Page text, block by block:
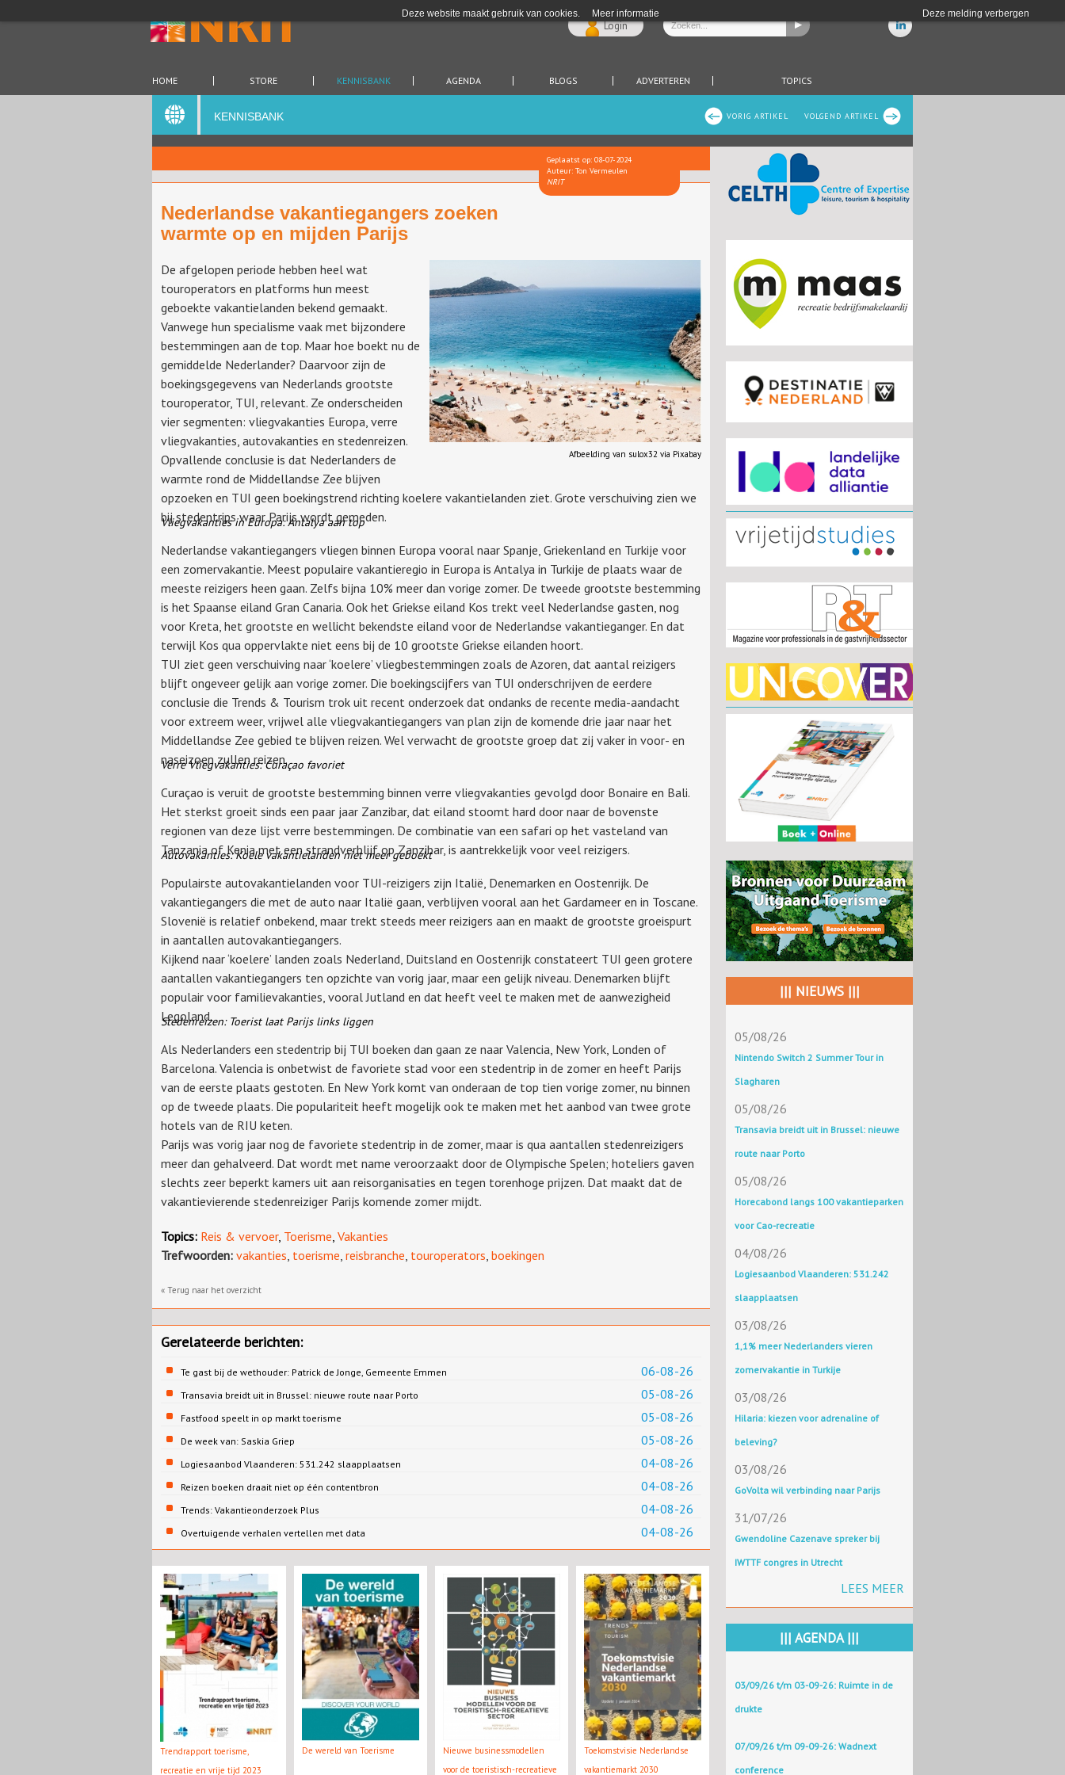
Deze website maakt gebruik van cookies. Meer informatie Deze melding verbergen
Login
HOME STORE KENNISBANK AGENDA BLOGS ADVERTEREN TOPICS
VOLGEND ARTIKEL
VORIG ARTIKEL
KENNISBANK
Geplaatst op: 08-07-2024
Auteur: Ton Vermeulen
NRIT
Nederlandse vakantiegangers zoeken
warmte op en mijden Parijs
Afbeelding van sulox32 via Pixabay
De afgelopen periode hebben heel wat
touroperators en platforms hun meest
geboekte vakantielanden bekend gemaakt.
Vanwege hun specialisme vaak met bijzondere
bestemmingen aan de top. Maar hoe boekt nu de
gemiddelde Nederlander? Daarvoor zijn de
boekingsgegevens van Nederlands grootste
touroperator, TUI, relevant. Ze onderscheiden
vier segmenten: vliegvakanties Europa, verre
vliegvakanties, autovakanties en stedenreizen.
Opvallende conclusie is dat Nederlanders de
warmte rond de Middellandse Zee blijven
opzoeken en TUI geen boekingstrend richting koelere vakantielanden ziet. Grote verschuiving zien we
bij stedentrips waar Parijs wordt gemeden.
Vliegvakanties in Europa: Antalya aan top
Nederlandse vakantiegangers vliegen binnen Europa vooral naar Spanje, Griekenland en Turkije voor
een zomervakantie. Meest populaire vakantieregio in Europa is Antalya in Turkije de plaats waar de
meeste reizigers heen gaan. Zelfs bijna 10% meer dan vorige zomer. De tweede grootste bestemming
is het Spaanse eiland Gran Canaria. Ook het Griekse eiland Kos trekt veel Nederlandse gasten, nog
voor Kreta, het grootste en wellicht bekendste eiland voor de Nederlandse vakantieganger. En dat
terwijl Kos qua oppervlakte niet eens bij de 10 grootste Griekse eilanden hoort.
TUI ziet geen verschuiving naar ‘koelere’ vliegbestemmingen zoals de Azoren, dat aantal reizigers
blijft ongeveer gelijk aan vorige zomer. Die boekingscijfers van TUI onderschrijven de eerdere
conclusie die Trends & Tourism trok uit recent onderzoek dat ondanks de recente media-aandacht
voor extreem weer, vrijwel alle vliegvakantiegangers van plan zijn de komende drie jaar naar het
Middellandse Zee gebied te blijven reizen. Wel verwacht de grootste groep dat zij vaker in voor- en
naseizoen zullen reizen.
Verre Vliegvakanties: Curaçao favoriet
Curaçao is veruit de grootste bestemming binnen verre vliegvakanties gevolgd door Bonaire en Bali.
Het sterkst groeit sinds een paar jaar Zanzibar, dat eiland stoomt hard door naar de bovenste
regionen van deze lijst verre bestemmingen. De combinatie van een safari op het vasteland van
Tanzania of Kenia met een strandverblijf op Zanzibar, is aantrekkelijk voor veel reizigers.
Autovakanties: Koele vakantielanden niet meer geboekt
Populairste autovakantielanden voor TUI-reizigers zijn Italië, Denemarken en Oostenrijk. De
vakantiegangers die met de auto naar Italië gaan, verblijven vooral aan het Gardameer en in Toscane.
Slovenië is relatief onbekend, maar trekt steeds meer reizigers aan en maakt de grootste groeispurt
in aantallen autovakantiegangers.
Kijkend naar ‘koelere’ landen zoals Nederland, Duitsland en Oostenrijk constateert TUI geen grotere
aantallen vakantiegangers ten opzichte van vorig jaar, maar een gelijk niveau. Denemarken blijft
populair voor familievakanties, vooral Jutland en dat heeft veel te maken met de aanwezigheid
Legoland.
Stedenreizen: Toerist laat Parijs links liggen
Als Nederlanders een stedentrip bij TUI boeken dan gaan ze naar Valencia, New York, Londen of
Barcelona. Valencia is onbetwist de favoriete stad voor een stedentrip in de zomer en heeft Parijs
van de eerste plaats gestoten. En New York komt van onderaan de top tien vorige zomer, nu binnen
op de tweede plaats. Die populariteit heeft mogelijk ook te maken met het aanbod van twee grote
hotels van de RIU keten.
Parijs was vorig jaar nog de favoriete stedentrip in de zomer, maar is qua aantallen stedenreizigers
meer dan gehalveerd. Dat wordt met name veroorzaakt door de Olympische Spelen; hoteliers gaven
slechts zeer beperkt kamers uit aan reisorganisaties en tegen torenhoge prijzen. Dat maakt dat de
vakantievierende stedenreiziger Parijs komende zomer mijdt.
Topics: Reis & vervoer, Toerisme Vakanties
Trefwoorden: vakanties toerisme reisbranche touroperators boekingen
« Terug naar het overzicht
Gerelateerde berichten:
06-08-26
Te gast bij de wethouder: Patrick de Jonge, Gemeente Emmen
05-08-26
Transavia breidt uit in Brussel: nieuwe route naar Porto
05-08-26
Fastfood speelt in op markt toerisme
05-08-26
De week van: Saskia Griep
04-08-26
Logiesaanbod Vlaanderen: 531.242 slaapplaatsen
04-08-26
Reizen boeken draait niet op één contentbron
04-08-26
Trends: Vakantieonderzoek Plus
04-08-26
Overtuigende verhalen vertellen met data
Trendrapport toerisme,
recreatie en vrije tijd 2023
De wereld van Toerisme
Nieuwe businessmodellen
voor de toeristisch-recreatieve
Toekomstvisie Nederlandse
vakantiemarkt 2030
||| NIEUWS |||
05/08/26
Nintendo Switch 2 Summer Tour in
Slagharen
05/08/26
Transavia breidt uit in Brussel: nieuwe
route naar Porto
05/08/26
Horecabond langs 100 vakantieparken
voor Cao-recreatie
04/08/26
Logiesaanbod Vlaanderen: 531.242
slaapplaatsen
03/08/26
1,1% meer Nederlanders vieren
zomervakantie in Turkije
03/08/26
Hilaria: kiezen voor adrenaline of
beleving?
03/08/26
GoVolta wil verbinding naar Parijs
31/07/26
Gwendoline Cazenave spreker bij
IWTTF congres in Utrecht
LEES MEER
||| AGENDA |||
03/09/26 t/m 03-09-26: Ruimte in de
drukte
07/09/26 t/m 09-09-26: Wadnext
conference